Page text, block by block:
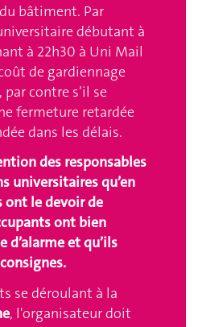
bâtiment. Par
débutant à
à 22h30 à Uni Mail
de gardiennage
contre s’il se
fermeture retardée
dans les délais.
des responsables
universitaires qu’en
ont le devoir de
ont bien
d’alarme et qu’ils
se déroulant à la
, l'organisateur doit